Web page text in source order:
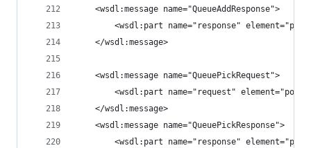
    <wsdl:message name="QueueAddResponse">
<wsdl:part name="response"
    </wsdl:message>
    <wsdl:message name="QueuePickRequest">
<wsdl:part name="request"
    </wsdl:message>
    <wsdl:message name="QueuePickResponse">
<wsdl:part name="response"